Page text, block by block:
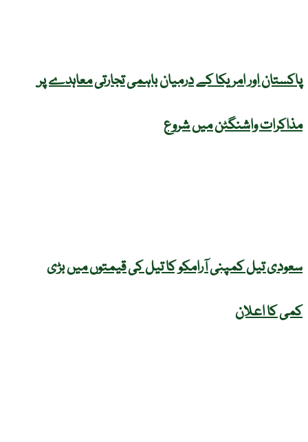
پاکستان اور امریکا کے درمیان باہمی تجارتی معاہدے پر
مذاکرات واشنگٹن میں شروع
سعودی تیل کمپنی آرامکو کا تیل کی قیمتوں میں بڑی
کمی کا اعلان